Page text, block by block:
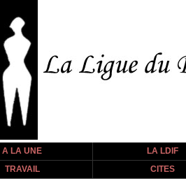
A LA UNE LA LDIF
TRAVAIL
CITES